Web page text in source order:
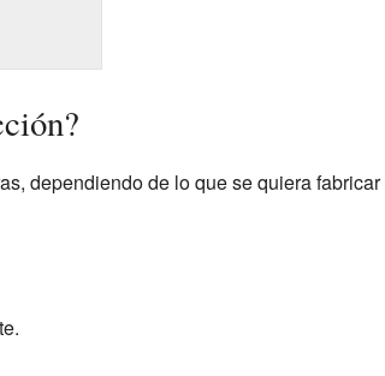
dependiendo de lo que se quiera fabricar